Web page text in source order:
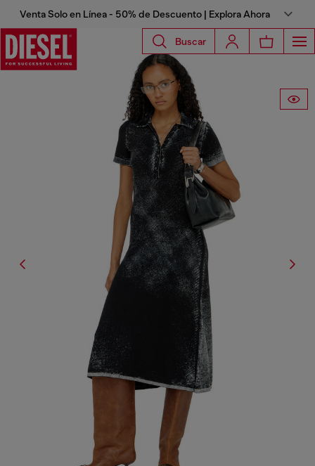
Venta Solo en Línea - 50% de Descuento | Explora Ahora
Buscar